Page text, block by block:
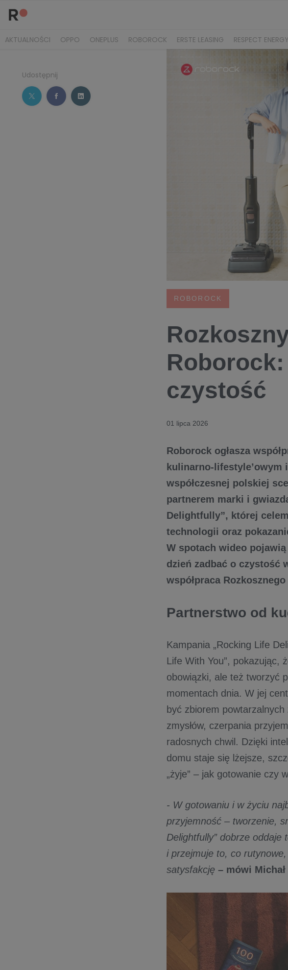
AKTUALNOŚCI OPPO ONEPLUS ROBOROCK ERSTE LEASING RESPECT ENERGY
Udostępnij
ROBOROCK
czystość
01 lipca 2026
Roborock ogłasza
kulinarno-lifestyle’owym
współczesnej polskiej
partnerem marki i
Delightfully”, której
technologii oraz
W spotach wideo
dzień zadbać o czystość
współpraca
Partnerstwo od
Kampania „Rocking Life
Life With You”, pokazując,
obowiązki, ale też tworzyć
momentach dnia. W jej
być zbiorem
zmysłów, czerpania
radosnych chwil. Dzięki
domu staje się lżejsze,
„żyje” – jak gotowanie czy
- W gotowaniu i w życiu
przyjemność – tworzenie,
Delightfully” dobrze oddaje
i przejmuje to, co
satysfakcję – mówi